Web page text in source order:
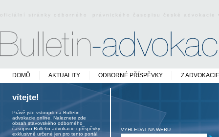
oficiální stránky odborného právnického časopisu české
DOMŮ AKTUALITY ODBORNÉ PŘÍSPĚVKY Z ADVOKACIE
vítejte!
Právě jste vstoupili na Bulletin
advokacie online. Naleznete zde
obsah stavovského odborného
časopisu Bulletin advokacie i příspěvky
exklusivně určené jen pro tento portál.
VYHLEDAT NA WEBU